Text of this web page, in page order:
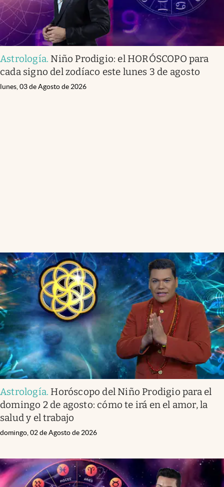
Astrología. Niño Prodigio: el HORÓSCOPO para
cada signo del zodíaco este lunes 3 de agosto
lunes, 03 de Agosto de 2026
Astrología. Horóscopo del Niño Prodigio para el
domingo 2 de agosto: cómo te irá en el amor, la
salud y el trabajo
domingo, 02 de Agosto de 2026